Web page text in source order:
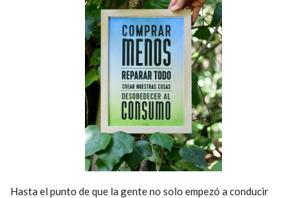
Hasta el punto de que la gente no solo empezó a conducir